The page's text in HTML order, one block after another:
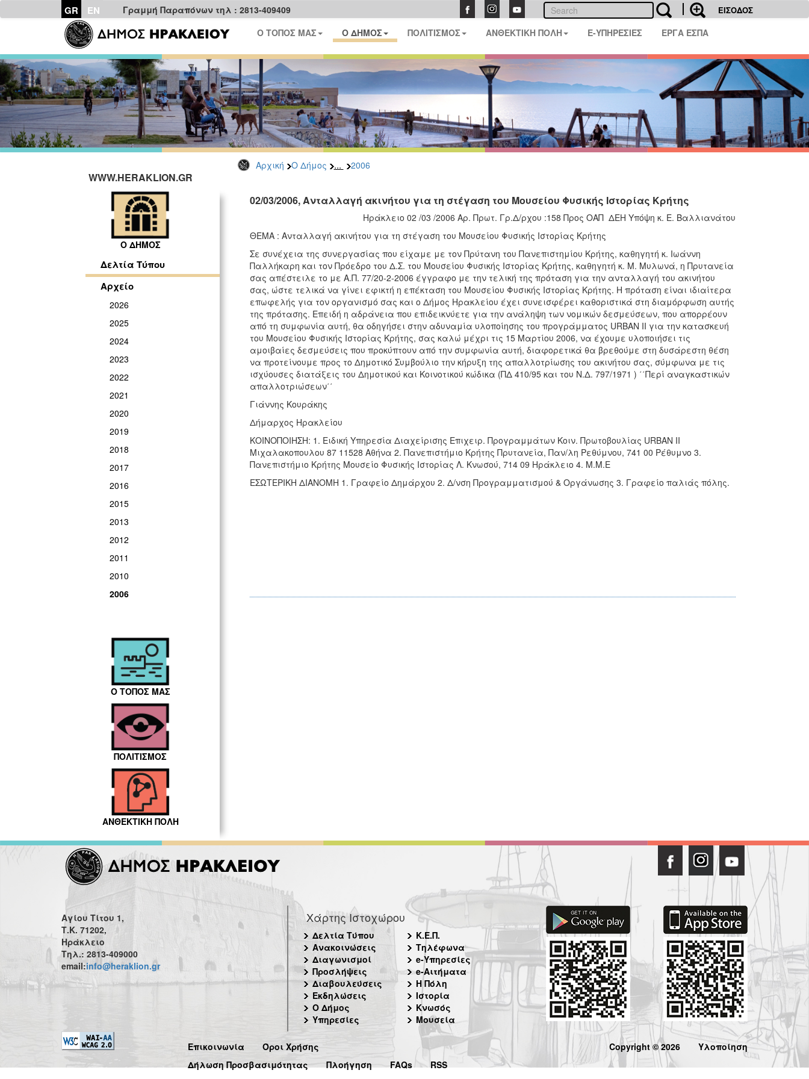
GR EN Γραμμή Παραπόνων τηλ : 2813-409409 ΕΙΣΟΔΟΣ
Ο ΤΟΠΟΣ ΜΑΣ Ο ΔΗΜΟΣ ΠΟΛΙΤΙΣΜΟΣ ΑΝΘΕΚΤΙΚΗ ΠΟΛΗ E-ΥΠΗΡΕΣΙΕΣ ΕΡΓΑ ΕΣΠΑ
Αρχική Ο Δήμος ... 2006
WWW.HERAKLION.GR
Ο ΔΗΜΟΣ
Δελτία Τύπου
Αρχείο
2026
2025
2024
2023
2022
2021
2020
2019
2018
2017
2016
2015
2013
2012
2011
2010
2006
Ο ΤΟΠΟΣ ΜΑΣ
ΠΟΛΙΤΙΣΜΟΣ
ΑΝΘΕΚΤΙΚΗ ΠΟΛΗ
02/03/2006, Ανταλλαγή ακινήτου για τη στέγαση του Μουσείου Φυσικής Ιστορίας Κρήτης
Ηράκλειο 02 /03 /2006 Αρ. Πρωτ. Γρ.Δ/ρχου :158 Προς ΟΑΠ  ΔΕΗ Υπόψη κ. Ε. Βαλλιανάτου
ΘΕΜΑ : Ανταλλαγή ακινήτου για τη στέγαση του Μουσείου Φυσικής Ιστορίας Κρήτης
Σε συνέχεια της συνεργασίας που είχαμε με τον Πρύτανη του Πανεπιστημίου Κρήτης, καθηγητή κ. Ιωάννη
Παλλήκαρη και τον Πρόεδρο του Δ.Σ. του Μουσείου Φυσικής Ιστορίας Κρήτης, καθηγητή κ. Μ. Μυλωνά, η Πρυτανεία
σας απέστειλε το με Α.Π. 77/20-2-2006 έγγραφο με την τελική της πρόταση για την ανταλλαγή του ακινήτου
σας, ώστε τελικά να γίνει εφικτή η επέκταση του Μουσείου Φυσικής Ιστορίας Κρήτης. Η πρόταση είναι ιδιαίτερα
επωφελής για τον οργανισμό σας και ο Δήμος Ηρακλείου έχει συνεισφέρει καθοριστικά στη διαμόρφωση αυτής
της πρότασης. Επειδή η αδράνεια που επιδεικνύετε για την ανάληψη των νομικών δεσμεύσεων, που απορρέουν
από τη συμφωνία αυτή, θα οδηγήσει στην αδυναμία υλοποίησης του προγράμματος URBAN II για την κατασκευή
του Μουσείου Φυσικής Ιστορίας Κρήτης, σας καλώ μέχρι τις 15 Μαρτίου 2006, να έχουμε υλοποιήσει τις
αμοιβαίες δεσμεύσεις που προκύπτουν από την συμφωνία αυτή, διαφορετικά θα βρεθούμε στη δυσάρεστη θέση
να προτείνουμε προς το Δημοτικό Συμβούλιο την κήρυξη της απαλλοτρίωσης του ακινήτου σας, σύμφωνα με τις
ισχύουσες διατάξεις του Δημοτικού και Κοινοτικού κώδικα (ΠΔ 410/95 και του Ν.Δ. 797/1971 ) ΄΄Περί αναγκαστικών
απαλλοτριώσεων΄΄
Γιάννης Κουράκης
Δήμαρχος Ηρακλείου
ΚΟΙΝΟΠΟΙΗΣΗ: 1. Ειδική Υπηρεσία Διαχείρισης Επιχειρ. Προγραμμάτων Κοιν. Πρωτοβουλίας URBAN II
Μιχαλακοπουλου 87 11528 Αθήνα 2. Πανεπιστήμιο Κρήτης Πρυτανεία, Παν/λη Ρεθύμνου, 741 00 Ρέθυμνο 3.
Πανεπιστήμιο Κρήτης Μουσείο Φυσικής Ιστορίας Λ. Κνωσού, 714 09 Ηράκλειο 4. Μ.Μ.Ε
ΕΣΩΤΕΡΙΚΗ ΔΙΑΝΟΜΗ 1. Γραφείο Δημάρχου 2. Δ/νση Προγραμματισμού & Οργάνωσης 3. Γραφείο παλιάς πόλης.
Αγίου Τίτου 1,
Τ.Κ. 71202,
Ηράκλειο
Τηλ.: 2813-409000
email:info@heraklion.gr
Χάρτης Ιστοχώρου
Δελτία Τύπου
Ανακοινώσεις
Διαγωνισμοί
Προσλήψεις
Διαβουλεύσεις
Εκδηλώσεις
Ο Δήμος
Υπηρεσίες
Κ.Ε.Π.
Τηλέφωνα
e-Υπηρεσίες
e-Αιτήματα
Η Πόλη
Ιστορία
Κνωσός
Μουσεία
Επικοινωνία
Όροι Χρήσης
Δήλωση Προσβασιμότητας
Πλοήγηση FAQs RSS
Copyright © 2026 Υλοποίηση